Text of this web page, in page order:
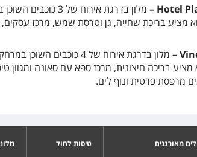
Hotel
–
מציע בריכת שחייה, גן וטרסת שמש, מרכז עסקים,
–
בריכה חיצונית, מרכז ספא עם סאונה ומגוון
מרפסת פרטית ונוף לים.
מאורגנים
טיסות לחול